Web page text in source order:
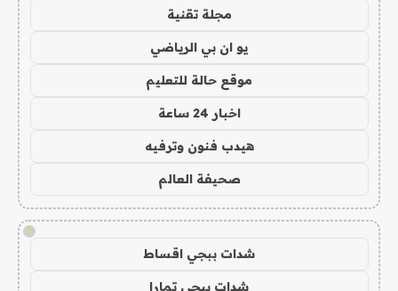
مجلة تقنية
يو ان بي الرياضي
موقع حالة للتعليم
اخبار 24 ساعة
هيدب فنون وترفيه
صحيفة العالم
!
شدات ببجي اقساط
شدات ببجي تمارا